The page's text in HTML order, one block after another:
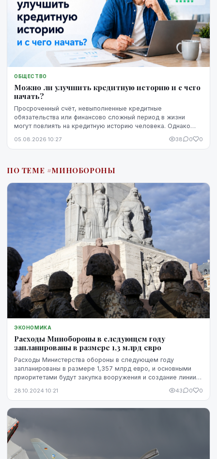
ОБЩЕСТВО
Можно ли улучшить кредитную историю и с чего
начать?
Просроченный счёт, невыполненные кредитные
обязательства или финансово сложный период в жизни
могут повлиять на кредитную историю человека. Однако
невозможно изменить. Кредитную историю можно
действия.
05.08.2026 10:27 38 0 0
ПО ТЕМЕ #МИНОБОРОНЫ
ЭКОНОМИКА
Расходы Минобороны в следующем году
запланированы в размере 1,3 млрд евро
Расходы Министерства обороны в следующем году
запланированы в размере 1,357 млрд евро, и основными
приоритетами будут закупка вооружения и создание линии
28.10.2024 10:21 43 0 0